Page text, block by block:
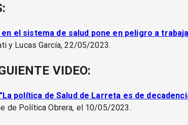
el sistema de salud pone en peligro a
y Lucas García, 22/05/2023.
VIDEO:
política de Salud de Larreta es de
de Política Obrera, el 10/05/2023.